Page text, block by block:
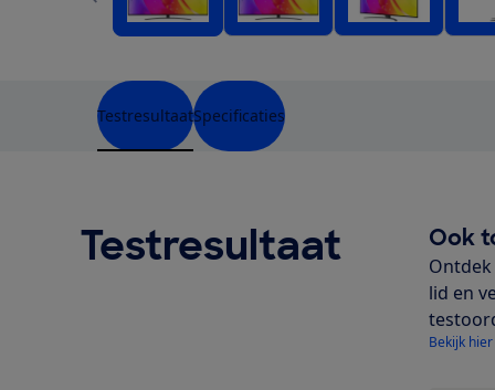
TestresultaatSpecificaties
Testresultaat Ook
lid en
Bekijk